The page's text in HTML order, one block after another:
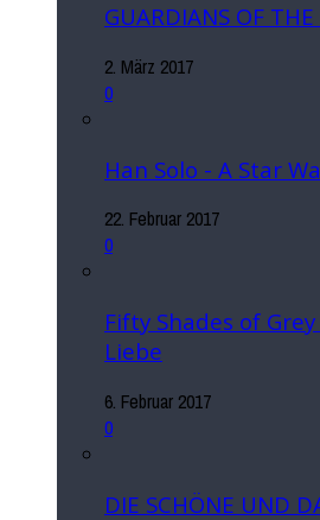
GUARDIANS OF
2. März 2017
0
Han Solo - A Star
22. Februar 2017
0
Fifty Shades of
Liebe
6. Februar 2017
0
DIE SCHÖNE UND